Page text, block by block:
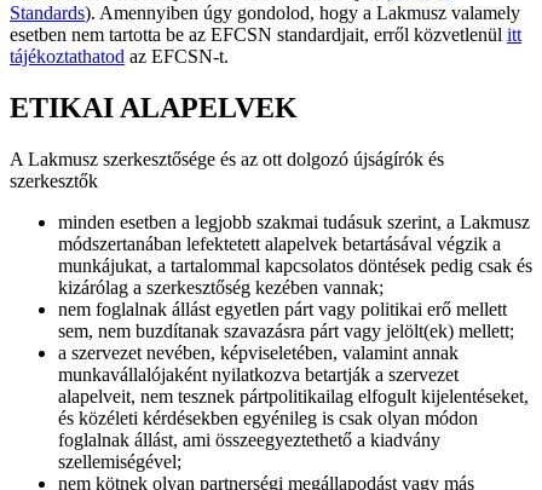
Standards). Amennyiben úgy gondolod, hogy a Lakmusz valamely
esetben nem tartotta be az EFCSN standardjait, erről közvetlenül itt
tájékoztathatod az EFCSN-t.
ETIKAI ALAPELVEK
A Lakmusz szerkesztősége és az ott dolgozó újságírók és
szerkesztők
minden esetben a legjobb szakmai tudásuk szerint, a Lakmusz
módszertanában lefektetett alapelvek betartásával végzik a
munkájukat, a tartalommal kapcsolatos döntések pedig csak és
kizárólag a szerkesztőség kezében vannak;
nem foglalnak állást egyetlen párt vagy politikai erő mellett
sem, nem buzdítanak szavazásra párt vagy jelölt(ek) mellett;
a szervezet nevében, képviseletében, valamint annak
munkavállalójaként nyilatkozva betartják a szervezet
alapelveit, nem tesznek pártpolitikailag elfogult kijelentéseket,
és közéleti kérdésekben egyénileg is csak olyan módon
foglalnak állást, ami összeegyeztethető a kiadvány
szellemiségével;
nem kötnek olyan partnerségi megállapodást vagy más